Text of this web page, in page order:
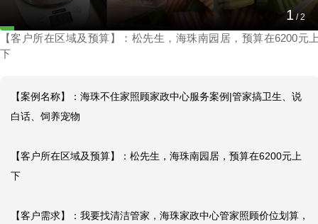
2 /2
2024-06-27 15:23:30
【客户所在区域及预算】：松先生，海珠南园居，预算在6200元
下
【案例名称】：海珠不住家照顾家政中心服务案例|管家搞卫生、说
白话、饲养宠物
【客户所在区域及预算】：松先生，海珠南园居，预算在6200元上
下
【客户需求】：我要找清洁管家，海珠家政中心管家照顾价位划算，